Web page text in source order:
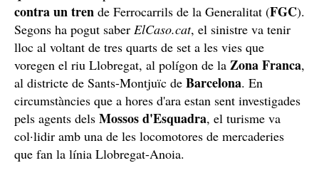
contra un tren de Ferrocarrils de la Generalitat (FGC).
Segons ha pogut saber ElCaso.cat, el sinistre va tenir
lloc al voltant de tres quarts de set a les vies que
voregen el riu Llobregat, al polígon de la Zona Franca,
al districte de Sants-Montjuïc de Barcelona. En
circumstàncies que a hores d'ara estan sent investigades
pels agents dels Mossos d'Esquadra, el turisme va
col·lidir amb una de les locomotores de mercaderies
que fan la línia Llobregat-Anoia.